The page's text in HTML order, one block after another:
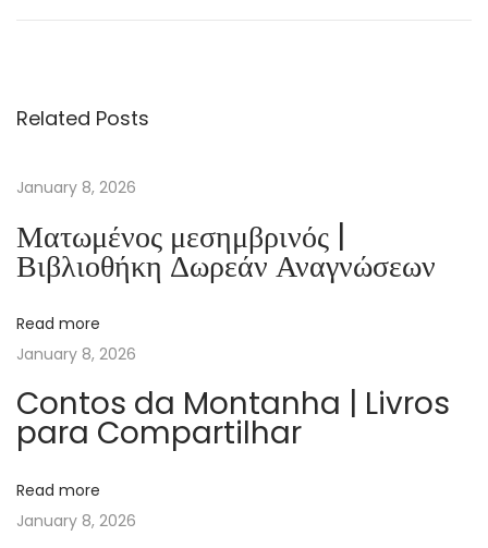
i
d
n
t
e
D
a
r
k
n
e
Related Posts
January 8, 2026
Ματωμένος μεσημβρινός |
Βιβλιοθήκη Δωρεάν Αναγνώσεων
Read more
January 8, 2026
Contos da Montanha | Livros
para Compartilhar
Read more
January 8, 2026